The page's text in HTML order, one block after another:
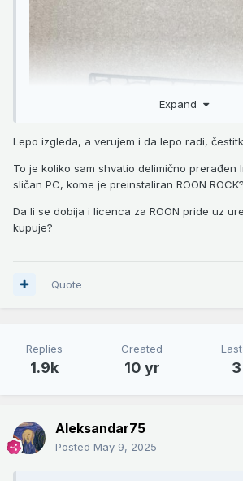
Expand
Lepo izgleda, a verujem i da lepo radi,
To je koliko sam shvatio delimično prerađen
sličan PC, kome je preinstaliran ROON ROCK?
Da li se dobija i licenca za ROON pride uz
kupuje?
Quote
Replies
1.9k
Created
10 yr
Aleksandar75
Posted May 9, 2025